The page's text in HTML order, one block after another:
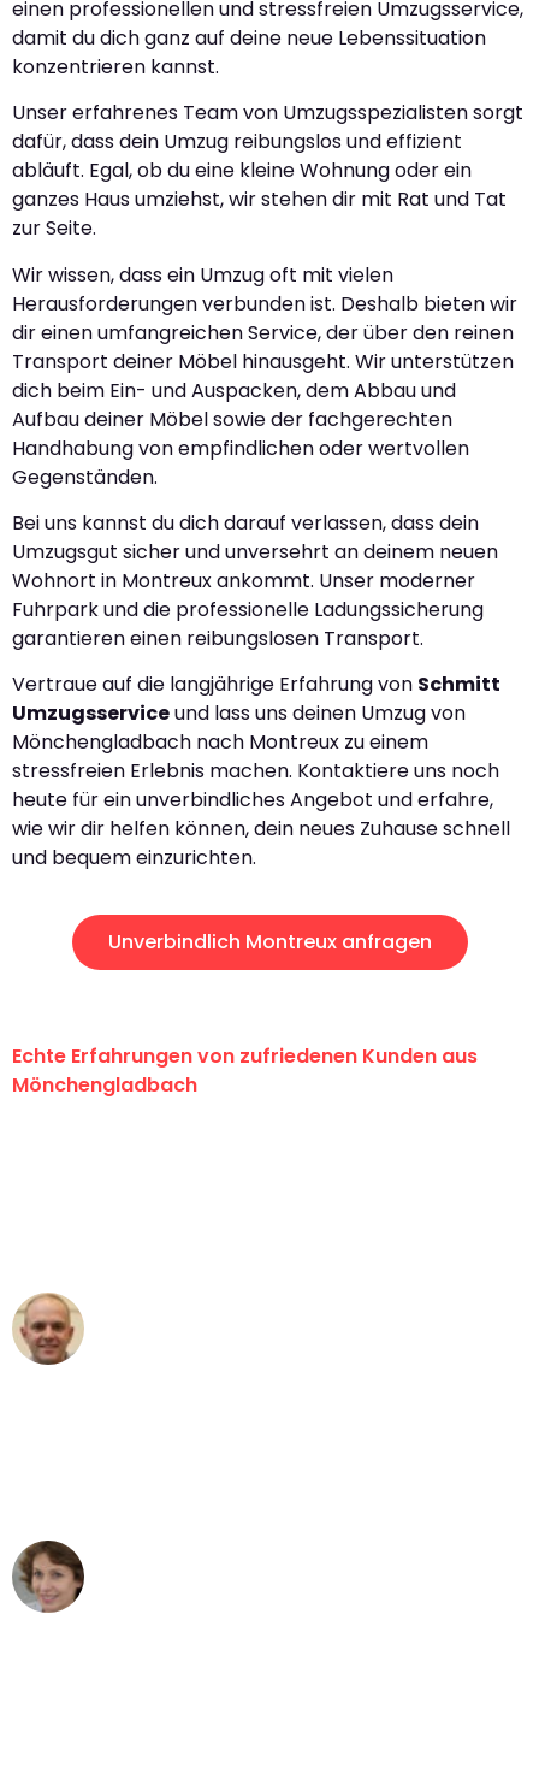
einen professionellen und stressfreien Umzugsservice,
damit du dich ganz auf deine neue Lebenssituation
konzentrieren kannst.
Unser erfahrenes Team von Umzugsspezialisten sorgt
dafür, dass dein Umzug reibungslos und effizient
abläuft. Egal, ob du eine kleine Wohnung oder ein
ganzes Haus umziehst, wir stehen dir mit Rat und Tat
zur Seite.
Wir wissen, dass ein Umzug oft mit vielen
Herausforderungen verbunden ist. Deshalb bieten wir
dir einen umfangreichen Service, der über den reinen
Transport deiner Möbel hinausgeht. Wir unterstützen
dich beim Ein- und Auspacken, dem Abbau und
Aufbau deiner Möbel sowie der fachgerechten
Handhabung von empfindlichen oder wertvollen
Gegenständen.
Bei uns kannst du dich darauf verlassen, dass dein
Umzugsgut sicher und unversehrt an deinem neuen
Wohnort in Montreux ankommt. Unser moderner
Fuhrpark und die professionelle Ladungssicherung
garantieren einen reibungslosen Transport.
Vertraue auf die langjährige Erfahrung von Schmitt
Umzugsserviceund lass uns deinen Umzug von
Mönchengladbach nach Montreux zu einem
stressfreien Erlebnis machen. Kontaktiere uns noch
heute für ein unverbindliches Angebot und erfahre,
wie wir dir helfen können, dein neues Zuhause schnell
und bequem einzurichten.
Unverbindlich Montreux anfragen
Echte Erfahrungen von zufriedenen Kunden aus
Mönchengladbach